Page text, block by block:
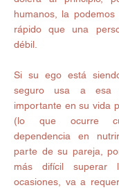
humanos, la
rápido que una
débil.
Si su ego está
seguro usa a esa
importante en su vida
(lo que ocurre
dependencia en
parte de su pareja,
más difícil superar
ocasiones, va a